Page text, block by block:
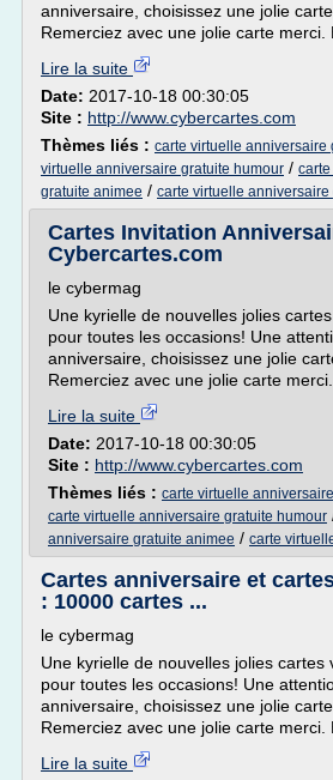
anniversaire, choisissez une jolie
Remerciez avec une jolie carte merci.
Lire la suite
Date: 2017-10-18 00:30:05
Site : http://www.cybercartes.com
Thèmes liés : carte virtuelle anniversaire
virtuelle anniversaire gratuite humour /
gratuite animee / carte virtuelle anniversaire
Cartes Invitation
Cybercartes.com
le cybermag
Une kyrielle de nouvelles jolies
pour toutes les occasions! Une
anniversaire, choisissez une jolie
Remerciez avec une jolie carte merci.
Lire la suite
Date: 2017-10-18 00:30:05
Site : http://www.cybercartes.com
Thèmes liés : carte virtuelle
carte virtuelle anniversaire gratuite humour
anniversaire gratuite animee / carte
Cartes anniversaire et
: 10000 cartes ...
le cybermag
Une kyrielle de nouvelles jolies cartes
pour toutes les occasions! Une
anniversaire, choisissez une jolie
Remerciez avec une jolie carte merci.
Lire la suite